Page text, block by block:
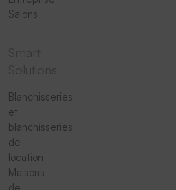
Salons
Blanchisseries
et
blanchisseries
de
location
Maisons